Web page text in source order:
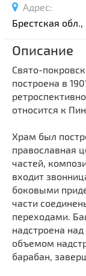
Памятники
Памятники
Памятники
Памятники
Церкви
Монастыри
Костелы
Мечети
Синагоги
Часовни
Кирхи
Выберите
Выберите район
Выберите
Выберите
Адрес:
Брестская
Описание
Свято-
построена в
относится к
Храм был
православная
частей,
входит
боковыми
части
переходами.
надстроена
объемом
барабан,